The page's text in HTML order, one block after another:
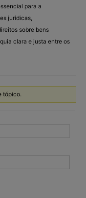
para a
jurídicas,
sobre bens
clara e justa entre os
tópico.